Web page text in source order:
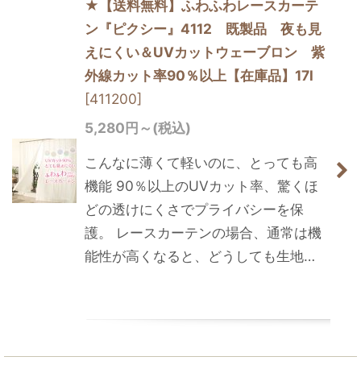
★【送料無料】ふわふわレースカーテ
ン『ピクシー』4112 既製品 夜も見
えにくい＆UVカットウェーブロン 紫
外線カット率90％以上【在庫品】17l
[411200]
5,280円～(税込)
こんなに薄くて軽いのに、とっても高
機能 90％以上のUVカット率、驚くほ
どの透けにくさでプライバシーを保
護。 レースカーテンの場合、通常は機
能性が高くなると、どうしても生地…